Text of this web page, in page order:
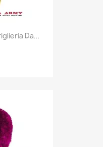
Da...